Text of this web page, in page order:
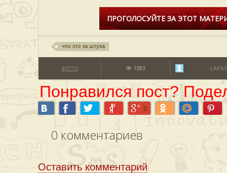
ПРОГОЛОСУЙТЕ ЗА ЭТОТ
что это за штука
ФОТО 1383 LAPAS
Понравился пост?
0
0 комментариев
Оставить комментарий